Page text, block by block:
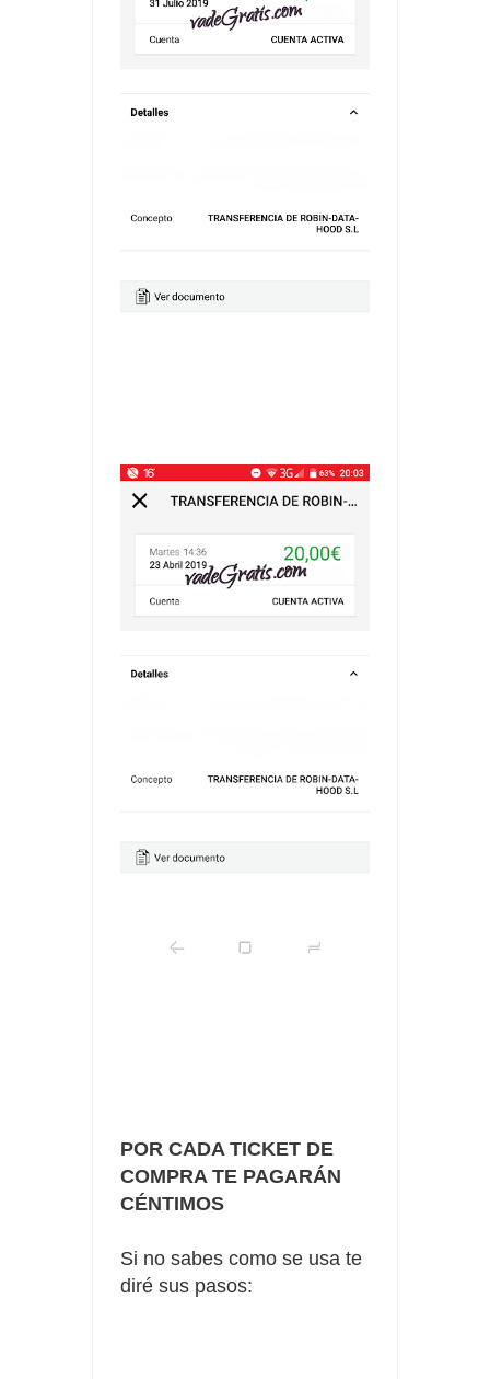
POR CADA TICKET DE
COMPRA TE PAGARÁN
CÉNTIMOS
Si no sabes como se usa te
diré sus pasos: